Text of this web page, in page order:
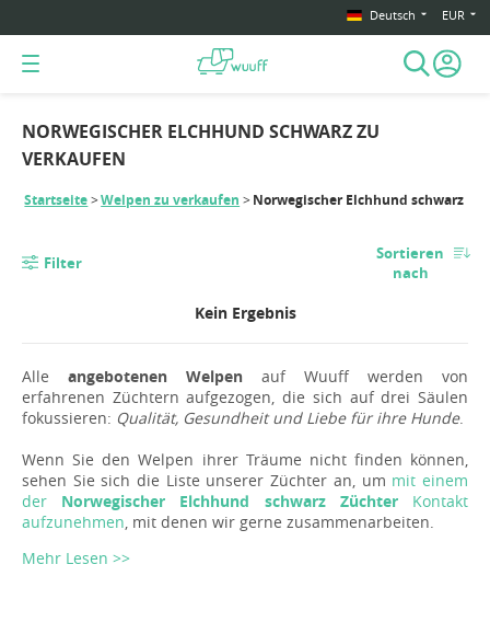
Deutsch EUR
NORWEGISCHER ELCHHUND SCHWARZ ZU
VERKAUFEN
Startseite Welpen zu verkaufen Norwegischer Elchhund schwarz
Filter
Sortieren
nach
Kein Ergebnis
Alle angebotenen Welpen auf Wuuff werden von
erfahrenen Züchtern aufgezogen, die sich auf drei Säulen
fokussieren: Qualität, Gesundheit und Liebe für ihre Hunde.
Wenn Sie den Welpen ihrer Träume nicht finden können,
sehen Sie sich die Liste unserer Züchter an, um mit einem
der Norwegischer Elchhund schwarz ZüchterKontakt
aufzunehmen , mit denen wir gerne zusammenarbeiten.
Mehr Lesen >>